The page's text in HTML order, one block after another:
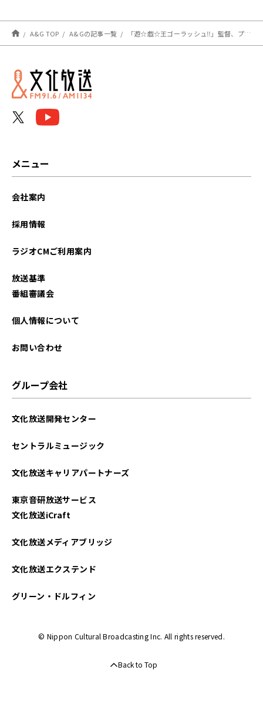
A&G TOP A&Gの記事一覧 「遊☆戯☆王ゴーラッシュ‼」監督、プロデューサー、音響監督のゲスト出演決定＆メール大募集！『遊☆戯☆王GO RADIO!!』
メニュー
会社案内
採用情報
ラジオCMご利用案内
放送基準
番組審議会
個人情報について
お問い合わせ
グループ会社
文化放送開発センター
セントラルミュージック
文化放送キャリアパートナーズ
東京音研放送サービス
文化放送iCraft
文化放送メディアブリッジ
文化放送エクステンド
グリーン・ドルフィン
© Nippon Cultural Broadcasting Inc. All rights reserved.
Back to Top